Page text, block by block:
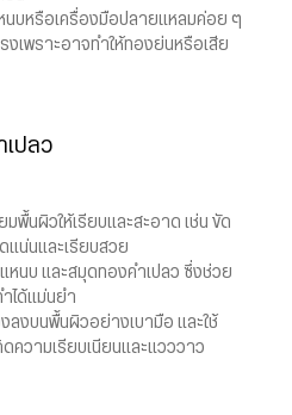
นบหรือเครื่องมือปลายแหลมค่อย ๆ
งเพราะอาจทำให้ทองย่นหรือเสีย
ปลว
พื้นผิวให้เรียบและสะอาด เช่น ขัด
แน่นและเรียบสวย
หนบ และสมุดทองคำเปลว ซึ่งช่วย
ได้แม่นยำ
งบนพื้นผิวอย่างเบามือ และใช้
ความเรียบเนียนและแวววาว